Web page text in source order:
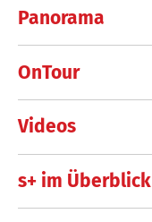
Panorama
OnTour
Videos
s+ im Überblick